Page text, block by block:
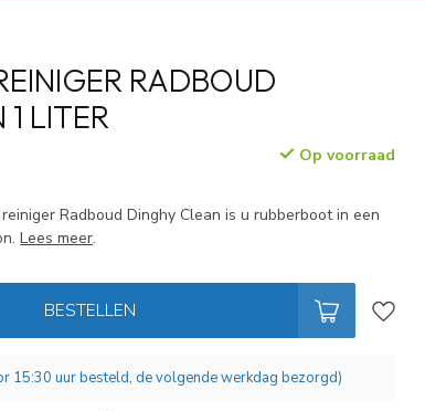
RADBOUD
LITER
Op voorraad
Radboud Dinghy Clean is u rubberboot in een
Lees meer.
BESTELLEN
15:30 uur besteld, de volgende werkdag bezorgd)